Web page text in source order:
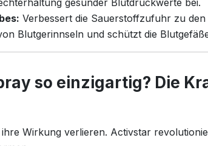
gesunder Blutdruckwerte bei.
Verbessert die Sauerstoffzufuhr zu
Blutgerinnseln und schützt die
so einzigartig? Die
Wirkung verlieren. Activstar